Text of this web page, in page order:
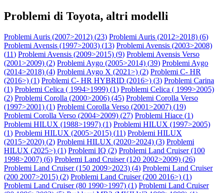
Problemi di Toyota, altri modelli
Problemi Auris (2007>2012) (23) Problemi Auris (2012>2018) (6)
Problemi Avensis (1997>2003) (13) Problemi Avensis (2003>2008)
(11) Problemi Avensis (2009>2015) (9) Problemi Avensis Verso
(2001>2009) (2) Problemi Aygo (2005>2014) (39) Problemi Aygo
(2014>2018) (4) Problemi Aygo X (2021>) (2) Problemi C- HR
(2016>) (1) Problemi C- HR HYBRID (2016>) (3) Problemi Carina
(1) Problemi Celica ( 1994>1999) (1) Problemi Celica ( 1999>2005)
(2) Problemi Corolla (2000>2006) (45) Problemi Corolla Verso
(1997>2001) (1) Problemi Corolla Verso (2001>2007) (19)
Problemi Corolla Verso (2004>2009) (27) Problemi Hiace (1)
Problemi HILUX (1988>1997) (1) Problemi HILUX (1997>2005)
(1) Problemi HILUX (2005>2015) (11) Problemi HILUX
(2015>2020) (2) Problemi HILUX (2020>2024) (3) Problemi
HILUX (2025>) (1) Problemi IQ (2) Problemi Land Cruiser (100
1998>2007) (6) Problemi Land Cruiser (120 2002>2009) (26)
Problemi Land Cruiser (150 2009>2023) (4) Problemi Land Cruiser
(200 2007>2015) (2) Problemi Land Cruiser (200 2016>) (1)
Problemi Land Cruiser (80 1990>1997) (1) Problemi Land Cruiser